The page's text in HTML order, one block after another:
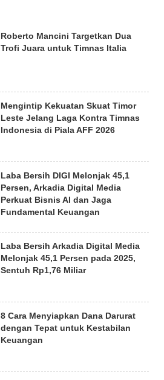
Roberto Mancini Targetkan Dua
Trofi Juara untuk Timnas Italia
Mengintip Kekuatan Skuat Timor
Leste Jelang Laga Kontra Timnas
Indonesia di Piala AFF 2026
Laba Bersih DIGI Melonjak 45,1
Persen, Arkadia Digital Media
Perkuat Bisnis AI dan Jaga
Fundamental Keuangan
Laba Bersih Arkadia Digital Media
Melonjak 45,1 Persen pada 2025,
Sentuh Rp1,76 Miliar
8 Cara Menyiapkan Dana Darurat
dengan Tepat untuk Kestabilan
Keuangan